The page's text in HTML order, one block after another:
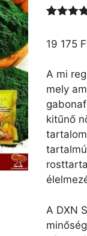
ből,
19 175
A mi
mely
kitűnő
A DXN